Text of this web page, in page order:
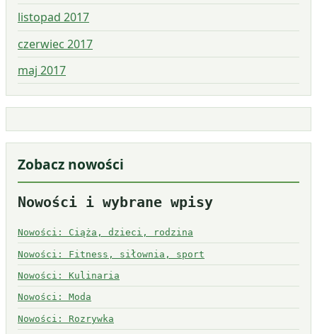
listopad 2017
czerwiec 2017
maj 2017
Zobacz nowości
Nowości i wybrane wpisy
Nowości: Ciąża, dzieci, rodzina
Nowości: Fitness, siłownia, sport
Nowości: Kulinaria
Nowości: Moda
Nowości: Rozrywka